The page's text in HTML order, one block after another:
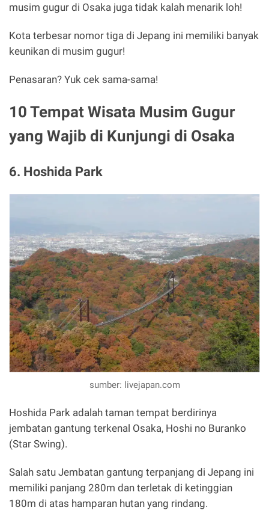
musim gugur di Osaka juga tidak kalah menarik loh!
Kota terbesar nomor tiga di Jepang ini memiliki banyak
keunikan di musim gugur!
Penasaran? Yuk cek sama-sama!
10 Tempat Wisata Musim Gugur
yang Wajib di Kunjungi di Osaka
6. Hoshida Park
sumber: livejapan.com
Hoshida Park adalah taman tempat berdirinya
jembatan gantung terkenal Osaka, Hoshi no Buranko
(Star Swing).
Salah satu Jembatan gantung terpanjang di Jepang ini
memiliki panjang 280m dan terletak di ketinggian
180m di atas hamparan hutan yang rindang.